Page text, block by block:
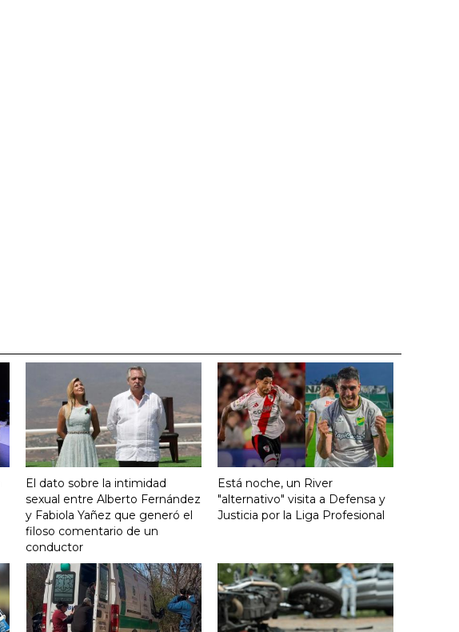
El dato sobre la intimidad
sexual entre Alberto Fernández
y Fabiola Yañez que generó el
filoso comentario de un
conductor
Está noche, un River
"alternativo" visita a Defensa y
Justicia por la Liga Profesional